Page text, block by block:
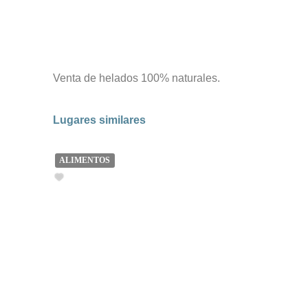
Venta de helados 100% naturales.
Lugares similares
ALIMENTOS